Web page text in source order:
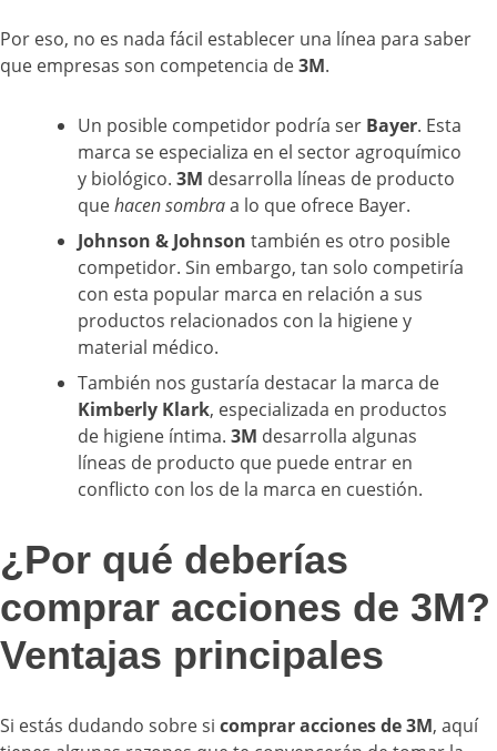
Por eso, no es nada fácil establecer una línea para saber
que empresas son competencia de3M.
Un posible competidor podría ser Bayer. Esta
marca se especializa en el sector agroquímico
y biológico. 3M desarrolla líneas de producto
quehacen sombraa lo que ofrece Bayer.
Johnson & Johnson también es otro posible
competidor. Sin embargo, tan solo competiría
con esta popular marca en relación a sus
productos relacionados con la higiene y
material médico.
También nos gustaría destacar la marca de
Kimberly Klark, especializada en productos
de higiene íntima. 3M desarrolla algunas
líneas de producto que puede entrar en
conflicto con los de la marca en cuestión.
¿Por qué deberías
comprar acciones de 3M?
Ventajas principales
Si estás dudando sobre si comprar acciones de 3M, aquí